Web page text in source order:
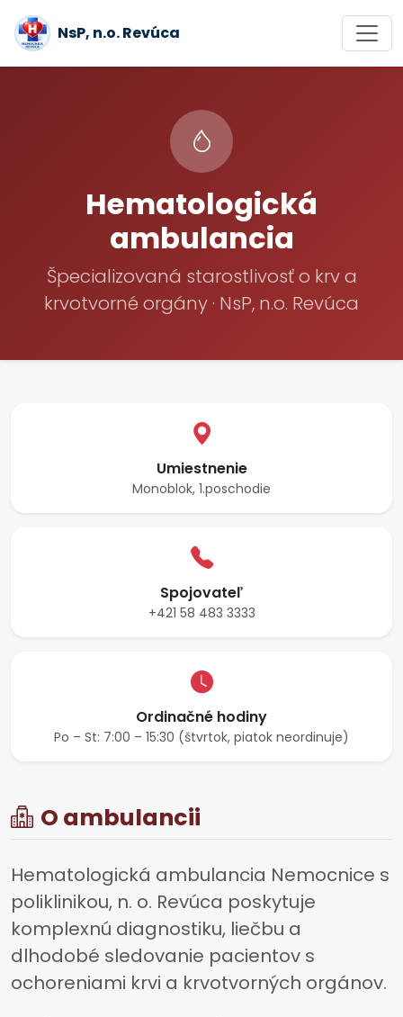
NsP, n.o. Revúca
Hematologická
ambulancia
Špecializovaná starostlivosť o krv a
krvotvorné orgány · NsP, n.o. Revúca
Umiestnenie
Monoblok, 1.poschodie
Spojovateľ
+421 58 483 3333
Ordinačné hodiny
Po – St: 7:00 – 15:30 (štvrtok, piatok neordinuje)
O ambulancii
Hematologická ambulancia Nemocnice s
poliklinikou, n. o. Revúca poskytuje
komplexnú diagnostiku, liečbu a
dlhodobé sledovanie pacientov s
ochoreniami krvi a krvotvorných orgánov.